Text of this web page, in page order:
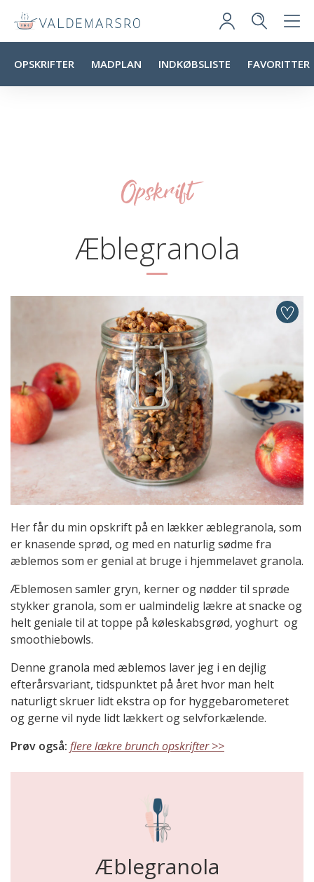
OPSKRIFTER MADPLAN INDKØBSLISTE FAVORITTER
Opskrift
Æblegranola
Her får du min opskrift på en lækker æblegranola, som
er knasende sprød, og med en naturlig sødme fra
æblemos som er genial at bruge i hjemmelavet granola.
Æblemosen samler gryn, kerner og nødder til sprøde
stykker granola, som er ualmindelig lækre at snacke og
helt geniale til at toppe på køleskabsgrød, yoghurt og
smoothiebowls.
Denne granola med æblemos laver jeg i en dejlig
efterårsvariant, tidspunktet på året hvor man helt
naturligt skruer lidt ekstra op for hyggebarometeret
og gerne vil nyde lidt lækkert og selvforkælende.
Prøv også: flere lækre brunch opskrifter >>
Æblegranola